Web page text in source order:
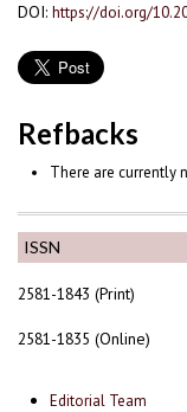
ISSN
2581-1843 (Print)
2581-1835 (Online)
Editorial Team
DOI: https://doi.org/
Refbacks
There are currently